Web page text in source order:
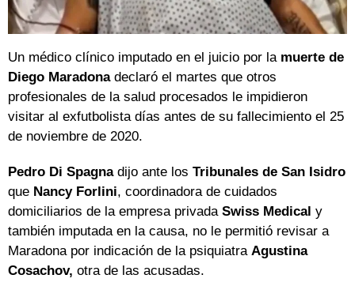
Un médico clínico imputado en el juicio por lamuerte de
Diego Maradonadeclaró el martes que otros
profesionales de la salud procesados le impidieron
visitar al exfutbolista días antes de su fallecimiento el 25
de noviembre de 2020.
Pedro Di Spagna dijo ante los Tribunales de San Isidro
que Nancy Forlini, coordinadora de cuidados
domiciliarios de la empresa privada Swiss Medical y
también imputada en la causa, no le permitió revisar a
Maradona por indicación de la psiquiatra Agustina
Cosachov, otra de las acusadas.